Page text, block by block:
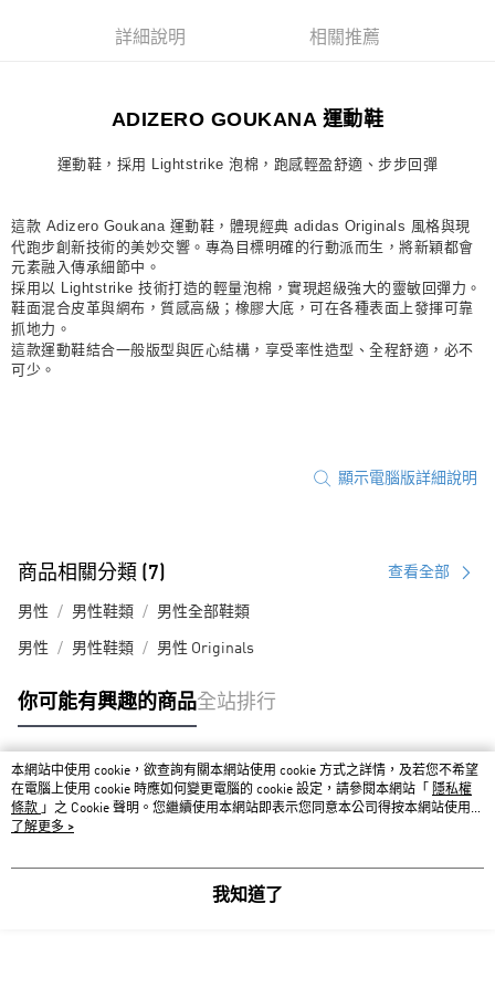
每筆NT$80，滿NT$1,500(含以上)免運費
詳細說明 相關推薦
ADIZERO GOUKANA 運動鞋
運動鞋，採用 Lightstrike 泡棉，跑感輕盈舒適、步步回彈
這款 Adizero Goukana 運動鞋，體現經典 adidas Originals 風格與現
代跑步創新技術的美妙交響。專為目標明確的行動派而生，將新穎都會
元素融入傳承細節中。
採用以 Lightstrike 技術打造的輕量泡棉，實現超級強大的靈敏回彈力。
鞋面混合皮革與網布，質感高級；橡膠大底，可在各種表面上發揮可靠
抓地力。
這款運動鞋結合一般版型與匠心結構，享受率性造型、全程舒適，必不
可少。
顯示電腦版詳細說明
商品相關分類 (7) 查看全部
男性 男性鞋類 男性全部鞋類
男性 男性鞋類 男性 Originals
你可能有興趣的商品全站排行
熱門標籤
本網站中使用 cookie，欲查詢有關本網站使用 cookie 方式之詳情，及若您不希望
在電腦上使用 cookie 時應如何變更電腦的 cookie 設定，請參閱本網站「
隱私權
條款 」之 Cookie 聲明。您繼續使用本網站即表示您同意本公司得按本網站使用條
款之 Cookie 聲明使用 cookie。
了解更多 >
我知道了